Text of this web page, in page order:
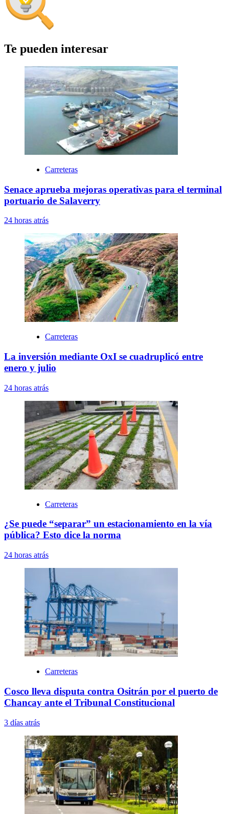
Te pueden interesar
Carreteras
Senace aprueba mejoras operativas para el terminal
portuario de Salaverry
24 horas atrás
Carreteras
La inversión mediante OxI se cuadruplicó entre
enero y julio
24 horas atrás
Carreteras
¿Se puede “separar” un estacionamiento en la vía
pública? Esto dice la norma
24 horas atrás
Carreteras
Cosco lleva disputa contra Ositrán por el puerto de
Chancay ante el Tribunal Constitucional
3 días atrás